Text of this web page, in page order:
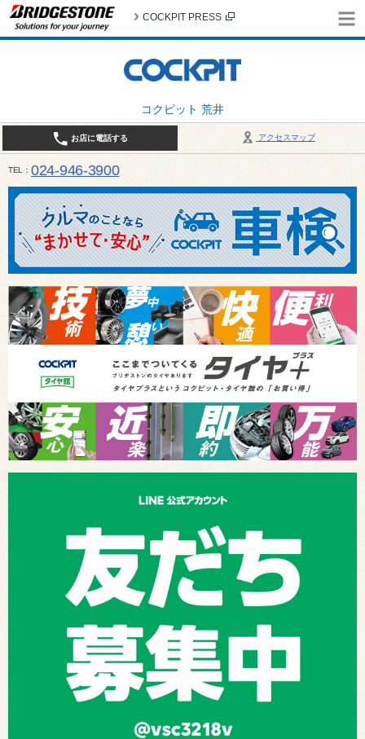
コクピット 荒井
COCKPIT PRESS
アクセスマップ
お店に電話する
TEL 024-946-3900
平日 9:30～19:00 日・祝日 9:30～18:00 / 定休日：毎週火曜日・繁忙期（4月・12月）を除
ご確認ください。